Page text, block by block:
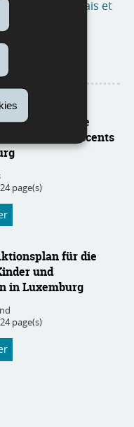
(en français et
plan for the
and adolescents
page(s)
für die
und
in Luxemburg
page(s)